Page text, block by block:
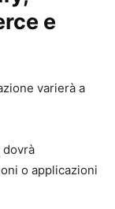
e
varierà a
dovrà
o applicazioni